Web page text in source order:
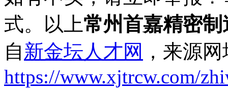
式。以上常州首嘉精密
自新金坛人才网 ，来源
https://www.xjtrcw.com/